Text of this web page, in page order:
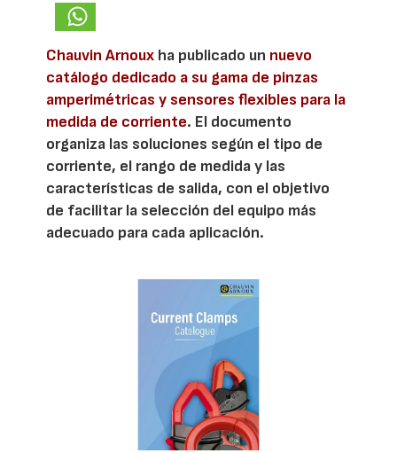
Chauvin Arnoux ha publicado un nuevo
catálogo dedicado a su gama de pinzas
amperimétricas y sensores flexibles para la
medida de corriente. El documento
organiza las soluciones según el tipo de
corriente, el rango de medida y las
características de salida, con el objetivo
de facilitar la selección del equipo más
adecuado para cada aplicación.